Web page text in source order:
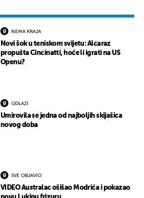
NEMA KRAJA
Novi šok u teniskom svijetu: Alcaraz
propušta Cincinatti, hoće li igrati na US
Openu?
ODLAZI
Umirovila se jedna od najboljih skijašica
novog doba
SVE OBJAVIO
VIDEO Australac ošišao Modrića i pokazao